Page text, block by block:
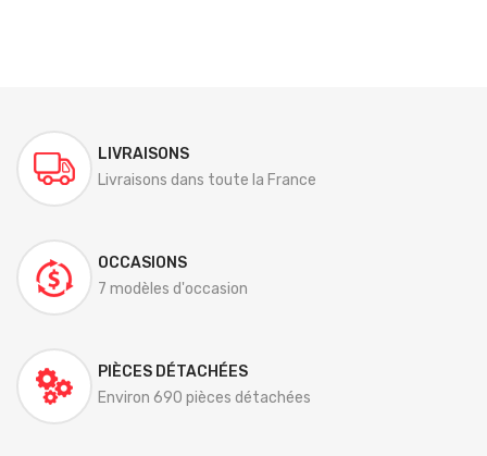
LIVRAISONS
Livraisons dans toute la France
OCCASIONS
7 modèles d'occasion
PIÈCES DÉTACHÉES
Environ 690 pièces détachées